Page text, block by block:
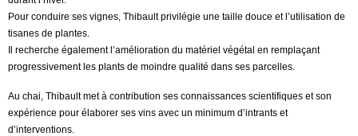
Pour conduire ses vignes, Thibault privilégie une taille douce et l’utilisation de
tisanes de plantes.
Il recherche également l’amélioration du matériel végétal en remplaçant
progressivement les plants de moindre qualité dans ses parcelles.
Au chai, Thibault met à contribution ses connaissances scientifiques et son
expérience pour élaborer ses vins avec un minimum d’intrants et
d’interventions.